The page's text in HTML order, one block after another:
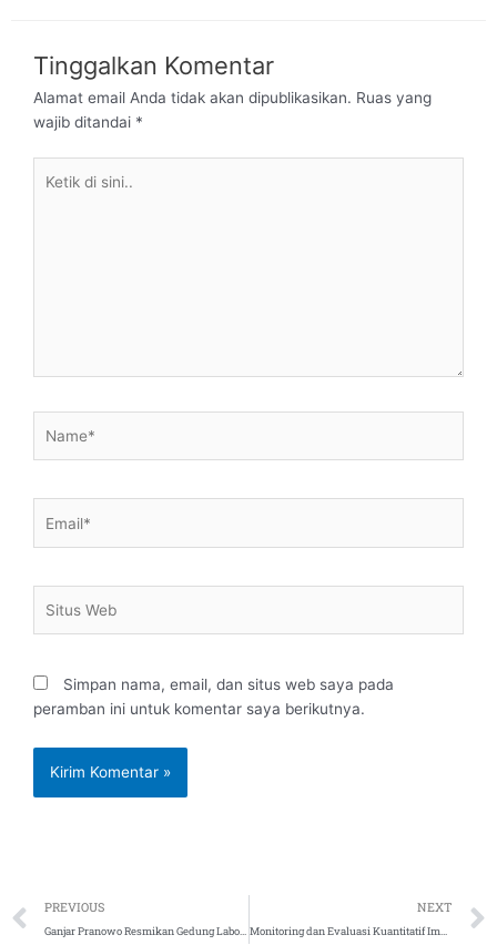
Tinggalkan Komentar
Alamat email Anda tidak akan dipublikasikan. Ruas yang
wajib ditandai *
Web
Simpan nama, email, dan situs web saya pada
peramban ini untuk komentar saya berikutnya.
Prev
PREVIOUS
Ganjar Pranowo Resmikan Gedung Laboratorium Saintek UNISNU Jepara
NEXT
Monitoring dan Evaluasi Kuantitatif Implementasi Pendidikan Antikorupsi di Perguruan Tinggi Negeri dan Swasta Tahun 2021